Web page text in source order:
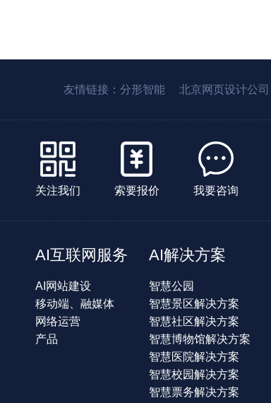
友情链接： 分形智能 北京网页设计公司
关注我们 索要报价 我要咨询
AI互联网服务
AI网站建设
移动端、融媒体
网络运营
产品
AI解决方案
智慧公园
智慧景区解决方案
智慧社区解决方案
智慧博物馆解决方案
智慧医院解决方案
智慧校园解决方案
智慧票务解决方案